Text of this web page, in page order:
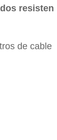
resisten
de cable